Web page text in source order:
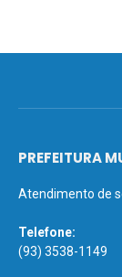
PREFEITURA
Atendimento de
Telefone:
(93) 3538-1149